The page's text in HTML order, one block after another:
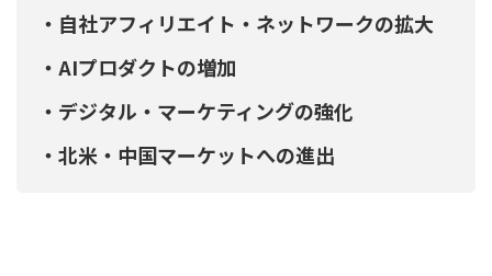
・自社アフィリエイト・ネットワークの拡大
・AIプロダクトの増加
・デジタル・マーケティングの強化
・北米・中国マーケットへの進出